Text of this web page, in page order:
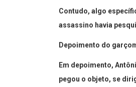
Contudo, algo
assassino havia
Depoimento do
Em depoimento,
pegou o objeto, se